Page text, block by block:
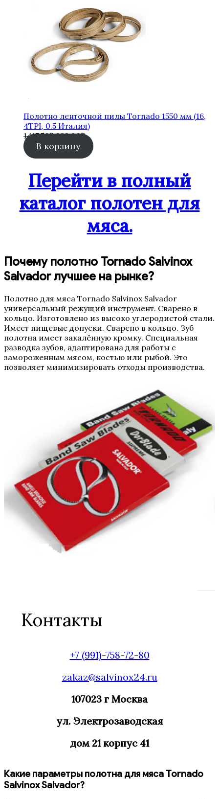
Полотно ленточной пилы Tornado 1550 мм (16,
4TPI, 0.5 Италия)
1417,50₽Первоначальная
цена
составляла
882,90₽Текущая
цена:
882,90₽.
В корзину
Перейти в полный
каталог полотен для
мяса.
Почему полотно Tornado Salvinox
Salvador лучшее на рынке?
Полотно для мяса Tornado Salvinox Salvador
универсальный режущий инструмент. Сварено в
кольцо. Изготовлено из высоко углеродистой стали.
Имеет пищевые допуски. Сварено в кольцо. Зуб
полотна имеет закалённую кромку. Специальная
разводка зубов, адаптирована для работы с
замороженным мясом, костью или рыбой. Это
позволяет минимизировать отходы производства.
Контакты
+7 (991)-758-72-80
zakaz@salvinox24.ru
107023 г Москва
ул. Электрозаводская
дом 21 корпус 41
Какие параметры полотна для мяса Tornado
Salvinox Salvador?